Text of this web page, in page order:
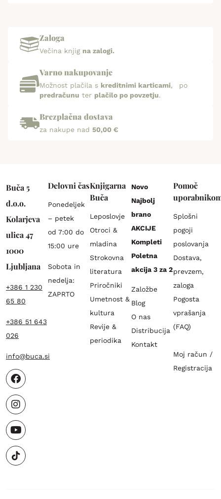
Zaloga
Večina knjig na zalogi.
Varno nakupovanje
Možnost plačila s kreditnimi karticami, po
predračunu ter plačilo po povzetju.
Brezplačna dostava
za nakupe nad 50,00 €
Buča 5
d.o.o.
Kolarjeva
ulica 47
1000
Ljubljana
+386 1 230
65 80
+386 51 643
026
info@buca.si
Delovni čas
Ponedeljek
– petek
od 7:00 do
15:00 ure
Sobota in
nedelja:
ZAPRTO
Knjigarna
Buča
Leposlovje
Otroci &
mladina
Strokovna
literatura
Priročniki
Umetnost &
kultura
Revije &
periodika
Novo
Najbolj
brano
AKCIJE
Kompleti
Poletna
akcija 3 za 2
Založbe
Blog
O nas
Distribucija
Kontakt
Pomoč
Splošni
pogoji
poslovanja
Dostava,
prevzem,
zaloga
Pogosta
vprašanja
(FAQ)
Moj račun /
Registracija